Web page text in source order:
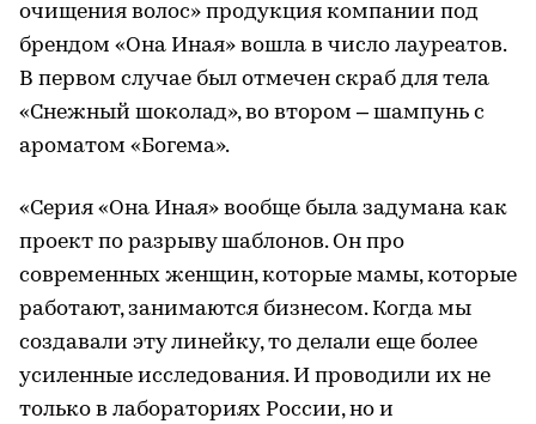
очищения волос» продукция компании под
брендом «Она Иная» вошла в число лауреатов.
В первом случае был отмечен скраб для тела
«Снежный шоколад», во втором – шампунь с
ароматом «Богема».
«Серия «Она Иная» вообще была задумана как
проект по разрыву шаблонов. Он про
современных женщин, которые мамы, которые
работают, занимаются бизнесом. Когда мы
создавали эту линейку, то делали еще более
усиленные исследования. И проводили их не
только в лабораториях России, но и